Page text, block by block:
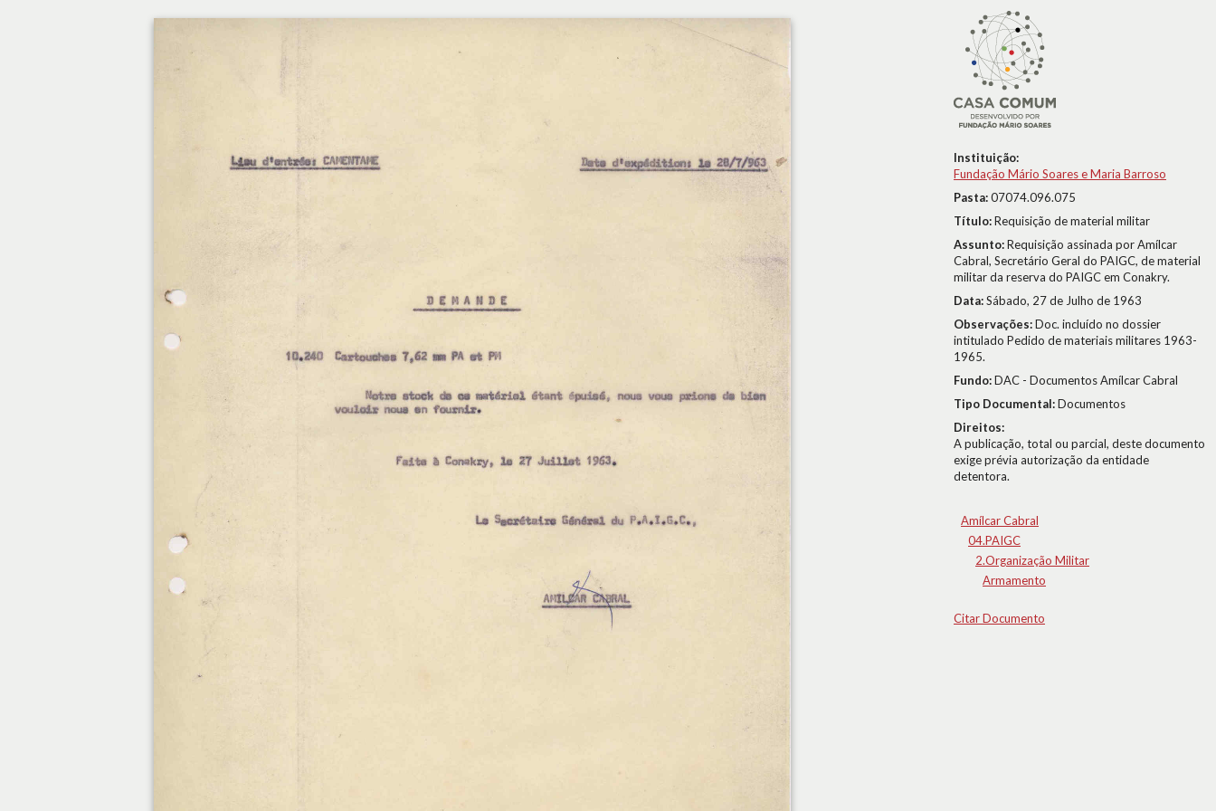
Instituição:
Fundação Mário Soares e Maria Barroso
Pasta:07074.096.075
Título:Requisição de material militar
Assunto:Requisição assinada por Amílcar
Cabral, Secretário Geral do PAIGC, de material
militar da reserva do PAIGC em Conakry.
Data:Sábado, 27 de Julho de 1963
Observações:Doc. incluído no dossier
intitulado Pedido de materiais militares 1963-
1965.
Fundo:DAC - Documentos Amílcar Cabral
Tipo Documental:Documentos
Direitos:
A publicação, total ou parcial, deste documento
exige prévia autorização da entidade
detentora.
Amílcar Cabral
04.PAIGC
2.Organização Militar
Armamento
Citar Documento